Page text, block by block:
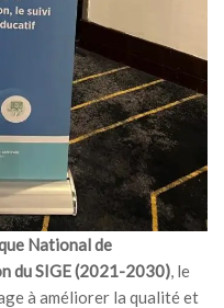
National de
du SIGE (2021-2030), le
à améliorer la qualité et